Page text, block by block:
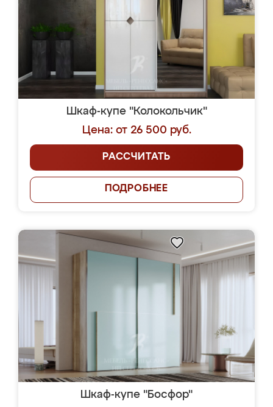
Шкаф-купе "Колокольчик"
Цена: от 26 500 руб.
РАССЧИТАТЬ
ПОДРОБНЕЕ
Шкаф-купе "Босфор"